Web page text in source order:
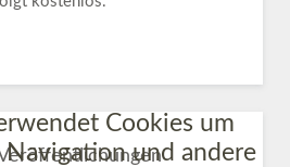
Cookies um
und andere